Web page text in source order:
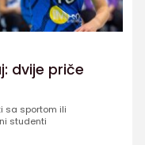
dvije priče
sa sportom ili
studenti